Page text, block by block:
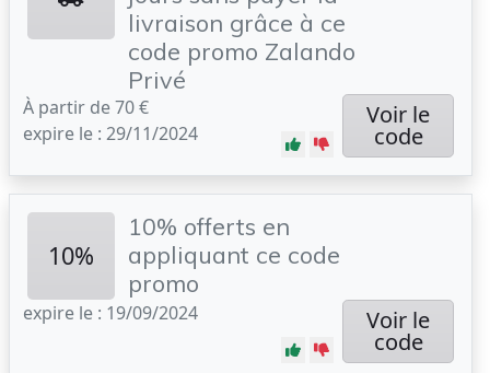
livraison grâce à ce
code promo Zalando
Privé
À partir de 70 €
expire le : 29/11/2024
Voir le
code
10%
10% offerts en
appliquant ce code
promo
expire le : 19/09/2024 Voir le
code